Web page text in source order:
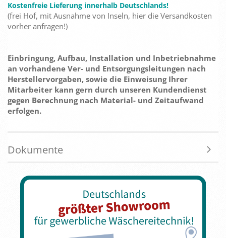
Kostenfreie Lieferung innerhalb Deutschlands!
(frei Hof, mit Ausnahme von Inseln, hier die Versandkosten
vorher anfragen!)
Einbringung, Aufbau, Installation und Inbetriebnahme
an vorhandene Ver- und Entsorgungsleitungen nach
Herstellervorgaben, sowie die Einweisung Ihrer
Mitarbeiter kann gern durch unseren Kundendienst
gegen Berechnung nach Material- und Zeitaufwand
erfolgen.
Dokumente